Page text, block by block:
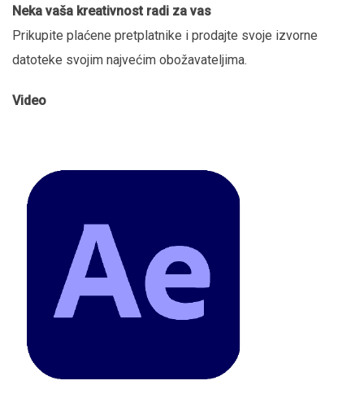
Neka vaša kreativnost radi za vas
Prikupite plaćene pretplatnike i prodajte svoje izvorne
datoteke svojim najvećim obožavateljima.
Video